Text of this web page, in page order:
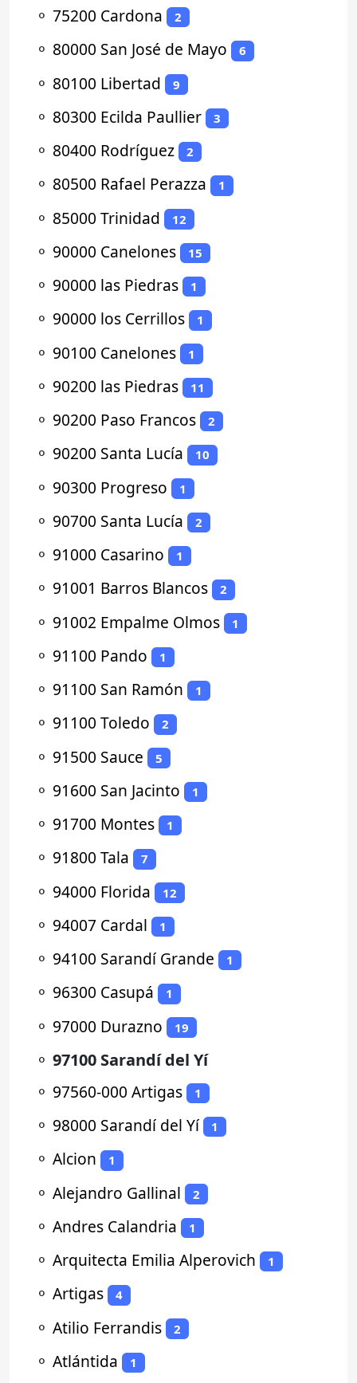
⚬ 75200 Cardona 2
⚬ 80000 San José de Mayo 6
⚬ 80100 Libertad 9
⚬ 80300 Ecilda Paullier 3
⚬ 80400 Rodríguez 2
⚬ 80500 Rafael Perazza 1
⚬ 85000 Trinidad 12
⚬ 90000 Canelones 15
⚬ 90000 las Piedras 1
⚬ 90000 los Cerrillos 1
⚬ 90100 Canelones 1
⚬ 90200 las Piedras 11
⚬ 90200 Paso Francos 2
⚬ 90200 Santa Lucía 10
⚬ 90300 Progreso 1
⚬ 90700 Santa Lucía 2
⚬ 91000 Casarino 1
⚬ 91001 Barros Blancos 2
⚬ 91002 Empalme Olmos 1
⚬ 91100 Pando 1
⚬ 91100 San Ramón 1
⚬ 91100 Toledo 2
⚬ 91500 Sauce 5
⚬ 91600 San Jacinto 1
⚬ 91700 Montes 1
⚬ 91800 Tala 7
⚬ 94000 Florida 12
⚬ 94007 Cardal 1
⚬ 94100 Sarandí Grande 1
⚬ 96300 Casupá 1
⚬ 97000 Durazno 19
⚬ 97100 Sarandí del Yí
⚬ 97560-000 Artigas 1
⚬ 98000 Sarandí del Yí 1
⚬ Alcion 1
⚬ Alejandro Gallinal 2
⚬ Andres Calandria 1
⚬ Arquitecta Emilia Alperovich 1
⚬ Artigas 4
⚬ Atilio Ferrandis 2
⚬ Atlántida 1